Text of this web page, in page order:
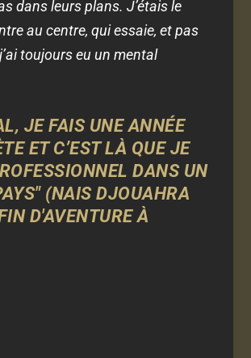
dans leurs plans. J’étais le
au centre, qui essaie, et pas
toujours eu un mental
JE FAIS UNE ANNÉE
ET C’EST LÀ QUE JE
DANS UN
(NAIS DJOUAHRA
D'AVENTURE À